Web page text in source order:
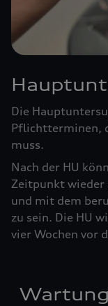
Die
Pflichtterminen,
muss.
Nach der HU
Zeitpunkt wieder
und mit dem
zu sein. Die HU
vier ­Woch­en vor